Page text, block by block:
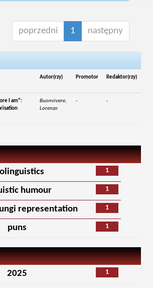
poprzedni 1 następny
Autor(rzy) Promotor Redaktor(rzy)
I am”:
Buonvivere,
Lorenzo
- -
1
1
humour
1
representation
1
puns
1
2025